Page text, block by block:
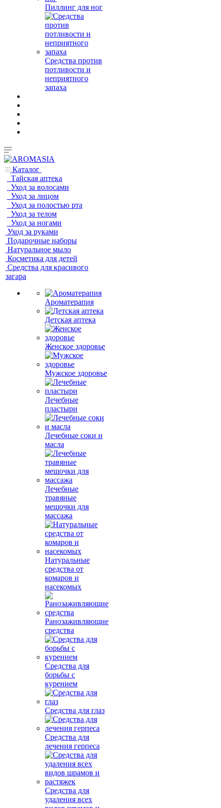
Пиллинг для ног
Средства против
потливости и
неприятного
запаха
Каталог
Тайская аптека
Уход за волосами
Уход за лицом
Уход за полостью рта
Уход за телом
Уход за ногами
Уход за руками
Подарочные наборы
Натуральное мыло
Косметика для детей
Средства для красивого
загара
Ароматерапия
Детская аптека
Женское здоровье
Мужское здоровье
Лечебные
пластыри
Лечебные соки и
масла
Лечебные
травяные
мешочки для
массажа
Натуральные
средства от
комаров и
насекомых
Ранозаживляющие
средства
Средства для
борьбы с
курением
Средства для глаз
Средства для
лечения герпеса
Средства для
удаления всех